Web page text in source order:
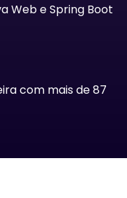
Web e Spring Boot
com mais de 87